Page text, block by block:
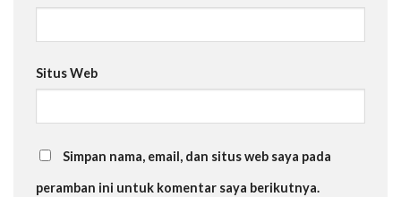
Situs Web
Simpan nama, email, dan situs web saya pada
peramban ini untuk komentar saya berikutnya.